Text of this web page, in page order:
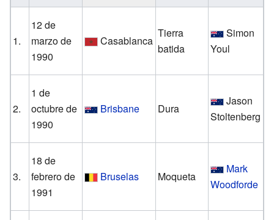
1.
12 de
marzo de
1990
Casablanca
Tierra
batida
Simon
Youl
2.
1 de
octubre de
1990
Brisbane Dura
Jason
Stoltenberg
3.
18 de
febrero de
1991
Bruselas Moqueta
Mark
Woodforde